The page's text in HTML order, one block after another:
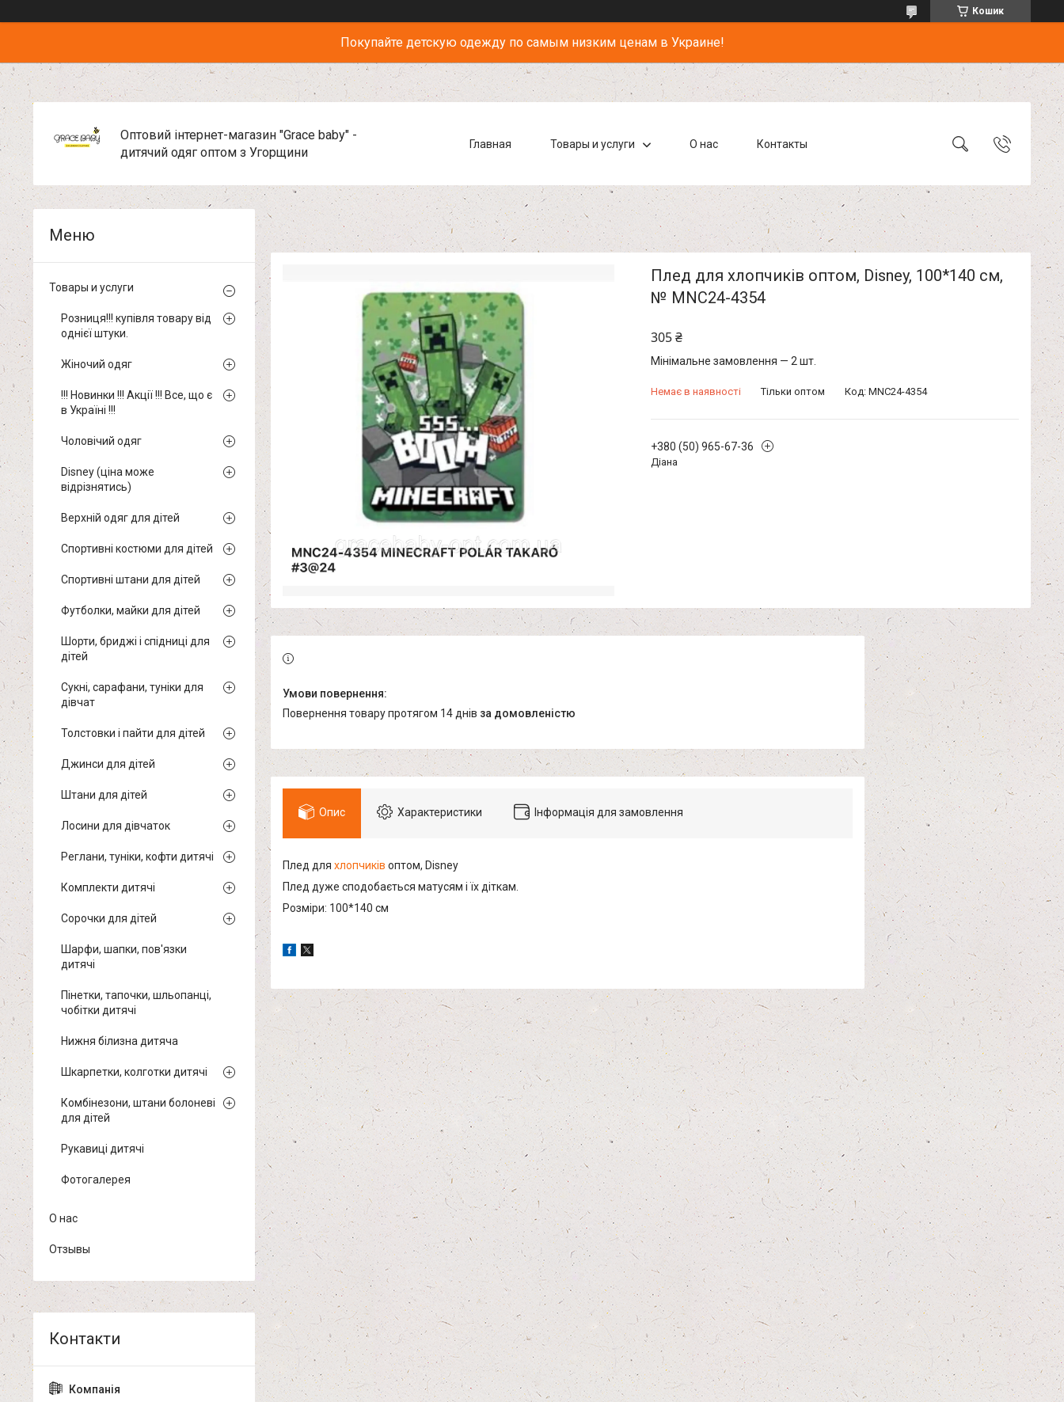
Кошик
Покупайте детскую одежду по самым низким ценам в Украине!
Оптовий інтернет-магазин "Grace baby" -
дитячий одяг оптом з Угорщини
Главная Товары и услуги О нас Контакты
Плед для хлопчиків оптом, Disney, 100*140 см,
№ MNC24-4354
305 ₴
Мінімальне замовлення — 2 шт.
Немає в наявності Тільки оптом Код: MNC24-4354
+380 (50) 965-67-36
Діана
повернення товару протягом 14 днів за домовленістю
Опис Характеристики Інформація для замовлення
Плед для хлопчиків оптом, Disney
Плед дуже сподобається матусям і їх діткам.
Розміри: 100*140 см
Товары и услуги
Розниця!!! купівля товару від
однієї штуки.
Жіночий одяг
!!! Новинки !!! Акції !!! Все, що є
в Україні !!!
Чоловічий одяг
Disney (ціна може
відрізнятись)
Верхній одяг для дітей
Спортивні костюми для дітей
Спортивні штани для дітей
Футболки, майки для дітей
Шорти, бриджі і спідниці для
дітей
Сукні, сарафани, туніки для
дівчат
Толстовки і пайти для дітей
Джинси для дітей
Штани для дітей
Лосини для дівчаток
Реглани, туніки, кофти дитячі
Комплекти дитячі
Сорочки для дітей
Шарфи, шапки, пов'язки
дитячі
Пінетки, тапочки, шльопанці,
чобітки дитячі
Нижня білизна дитяча
Шкарпетки, колготки дитячі
Комбінезони, штани болоневі
для дітей
Рукавиці дитячі
Фотогалерея
О нас
Отзывы